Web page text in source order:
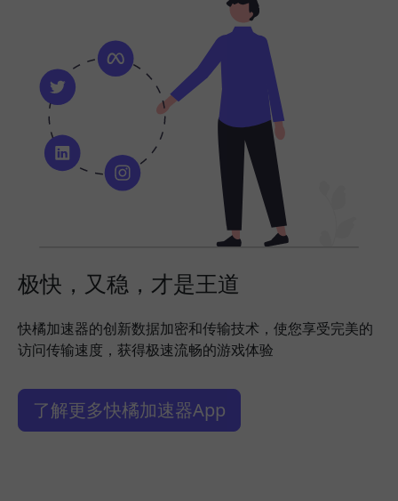
极快，又稳，才是王道
快橘加速器的创新数据加密和传输技术，使您享受完美的
访问传输速度，获得极速流畅的游戏体验
了解更多快橘加速器App